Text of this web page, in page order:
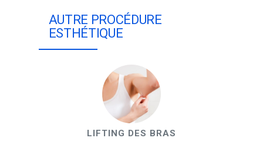
AUTRE PROCÉDURE
ESTHÉTIQUE
LIFTING DES BRAS